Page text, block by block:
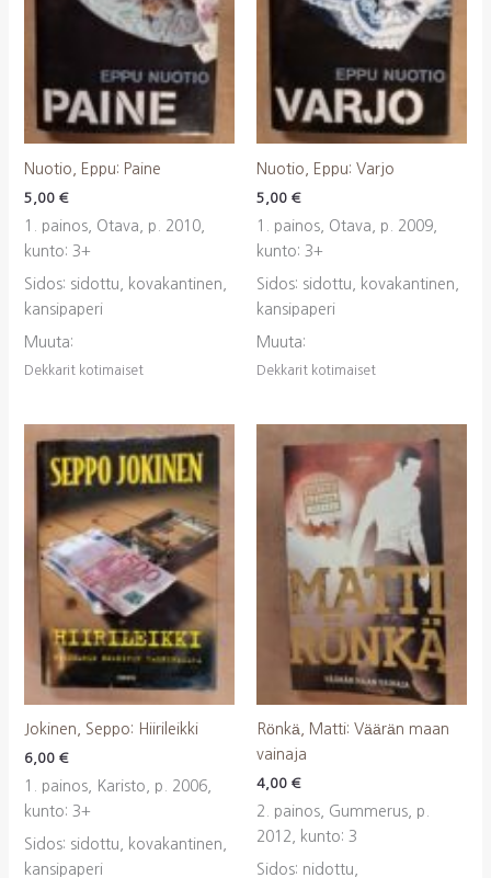
Nuotio, Eppu: Paine
5,00 €
1. painos, Otava, p. 2010,
kunto: 3+
Sidos: sidottu, kovakantinen,
kansipaperi
Muuta:
Dekkarit kotimaiset
Nuotio, Eppu: Varjo
5,00 €
1. painos, Otava, p. 2009,
kunto: 3+
Sidos: sidottu, kovakantinen,
kansipaperi
Muuta:
Dekkarit kotimaiset
Jokinen, Seppo: Hiirileikki
6,00 €
1. painos, Karisto, p. 2006,
kunto: 3+
Sidos: sidottu, kovakantinen,
kansipaperi
Rönkä, Matti: Väärän maan
vainaja
4,00 €
2. painos, Gummerus, p.
2012, kunto: 3
Sidos: nidottu,